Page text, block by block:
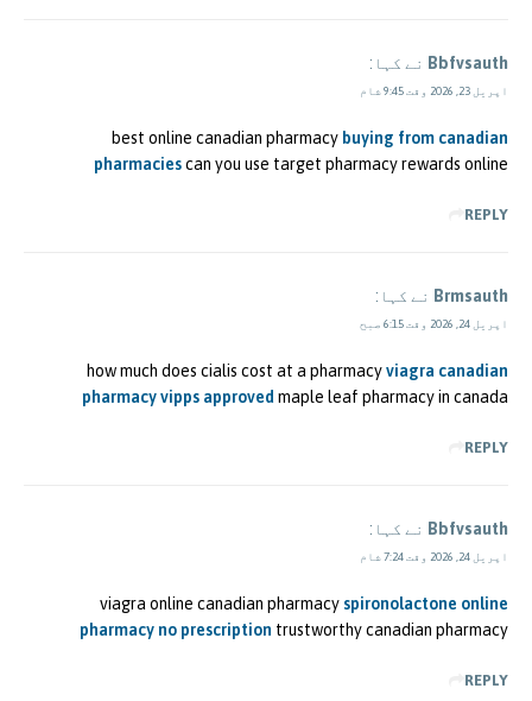
Bbfvsauth نے کہا:
اپریل 23, 2026 وقت 9:45 شام
best online canadian pharmacy buying from canadian
pharmaciescan you use target pharmacy rewards online
REPLY
Brmsauth نے کہا:
اپریل 24, 2026 وقت 6:15 صبح
how much does cialis cost at a pharmacyviagra canadian
pharmacy vipps approved maple leaf pharmacy in canada
REPLY
Bbfvsauth نے کہا:
اپریل 24, 2026 وقت 7:24 شام
viagra online canadian pharmacy spironolactone online
pharmacy no prescription trustworthy canadian pharmacy
REPLY